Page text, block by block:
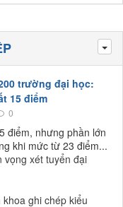
trường đại học:
15 điểm
0
điểm, nhưng phần lớn
khi mức từ 23 điểm...
vọng xét tuyển đại
ghi chép kiểu